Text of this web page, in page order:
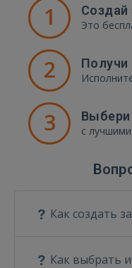
1 Создай
Это
2
3 Выбери
с
Как создать
Как выбрать